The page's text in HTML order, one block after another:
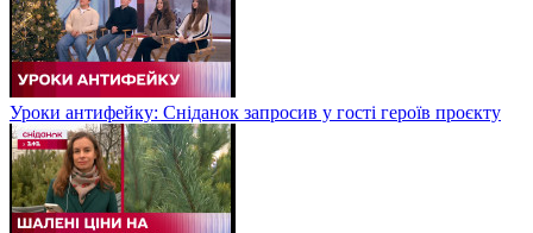
Уроки антифейку: Сніданок запросив у гості героїв проєкту